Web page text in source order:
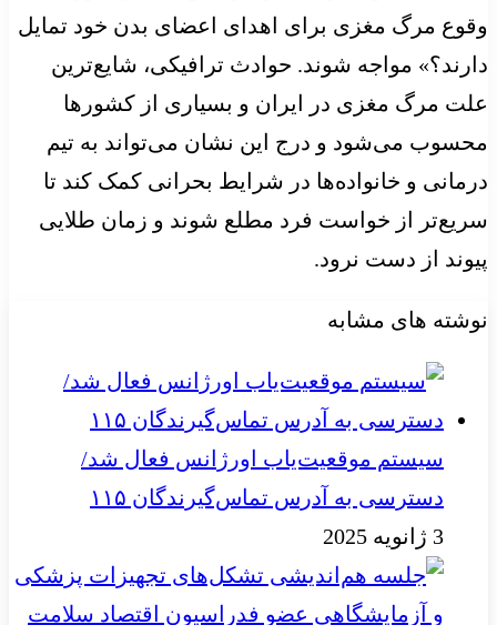
وقوع مرگ مغزی برای اهدای اعضای بدن‌ خود تمایل
دارند؟» مواجه شوند. حوادث ترافیکی، شایع‌ترین
علت مرگ مغزی در ایران و بسیاری از کشورها
محسوب می‌شود و درج این نشان می‌تواند به تیم
درمانی و خانواده‌ها در شرایط بحرانی کمک کند تا
سریع‌تر از خواست فرد مطلع شوند و زمان طلایی
پیوند از دست نرود.
نوشته های مشابه
سیستم موقعیت‌یاب اورژانس فعال شد/
دسترسی به آدرس تماس‌گیرندگان ۱۱۵
3 ژانویه 2025